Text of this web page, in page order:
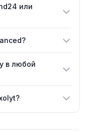
или
в любой